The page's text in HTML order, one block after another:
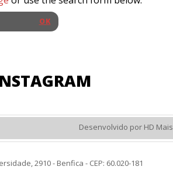
Desenvolvido por HD Mais
2910 - Benfica - CEP: 60.020-181